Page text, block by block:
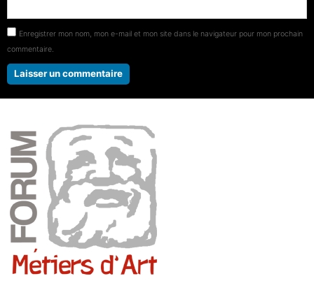
Enregistrer mon nom, mon e-mail et mon site dans le navigateur pour mon prochain
commentaire.